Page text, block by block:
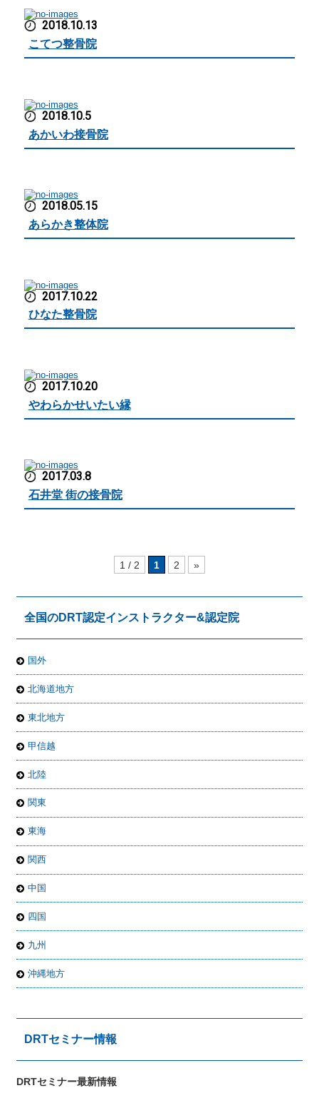
2018.10.13
こてつ整骨院
2018.10.5
あかいわ接骨院
2018.05.15
あらかき整体院
2017.10.22
ひなた整骨院
2017.10.20
やわらかせいたい縁
2017.03.8
石井堂 街の接骨院
1 / 2 1 2 »
全国のDRT認定インストラクター&認定院
国外
北海道地方
東北地方
甲信越
北陸
関東
東海
関西
中国
四国
九州
沖縄地方
DRTセミナー情報
DRTセミナー最新情報